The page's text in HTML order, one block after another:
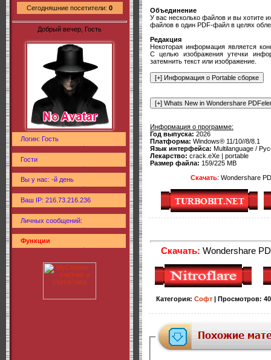
Сегодняшние посетители: 0
Добрый вечер, Гость
Логин: Гость
Гости
Вы у нас: -й день
Ваш IP: 216.73.216.236
Личных сообщений:
Функции
Объединение
У вас несколько файлов и вы хотите
файлов в один PDF-файл в целях
Редакция
Некоторая информация является
С целью изображения утечки
затемнить текст или изображение.
Информация о программе:
Год выпуска: 2026
Платформа: Windows® 11/10//8/8.1
Язык интерфейса: Multilanguage /
Лекарство: crack.eXe | portable
Размер файла: 159/225 MB
Скачать: Wondershare
Скачать: Wondershare
Категория: Софт| Просмотров: 40